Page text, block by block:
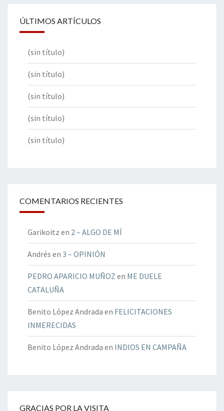
ÚLTIMOS ARTÍCULOS
(sin título)
(sin título)
(sin título)
(sin título)
(sin título)
COMENTARIOS RECIENTES
Garikoitz en 2 – ALGO DE MÍ
Andrés en 3 – OPINIÓN
PEDRO APARICIO MUÑOZ en ME DUELE
CATALUÑA
Benito López Andrada en FELICITACIONES
INMERECIDAS
Benito López Andrada en INDIOS EN CAMPAÑA
GRACIAS POR LA VISITA